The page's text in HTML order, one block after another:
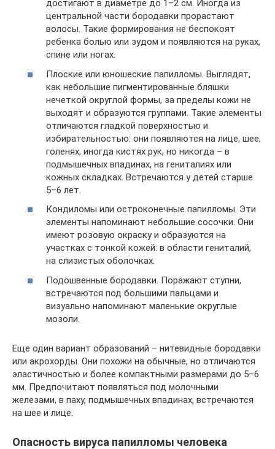
достигают в диаметре до 1–2 см. Иногда из
центральной части бородавки прорастают
волосы. Такие формирования не беспокоят
ребенка болью или зудом и появляются на руках,
спине или ногах.
Плоские или юношеские папилломы. Выглядят,
как небольшие пигментированные бляшки
нечеткой округлой формы, за пределы кожи не
выходят и образуются группами. Такие элементы
отличаются гладкой поверхностью и
избирательностью: они появляются на лице, шее,
голенях, иногда кистях рук, но никогда – в
подмышечных впадинах, на гениталиях или
кожных складках. Встречаются у детей старше
5–6 лет.
Кондиломы или остроконечные папилломы. Эти
элементы напоминают небольшие сосочки. Они
имеют розовую окраску и образуются на
участках с тонкой кожей: в области гениталий,
на слизистых оболочках.
Подошвенные бородавки. Поражают ступни,
встречаются под большими пальцами и
визуально напоминают маленькие округлые
мозоли.
Еще один вариант образований – нитевидные бородавки
или акрохорды. Они похожи на обычные, но отличаются
эластичностью и более компактными размерами до 5–6
мм. Предпочитают появляться под молочными
железами, в паху, подмышечных впадинах, встречаются
на шее и лице.
Опасность вируса папилломы человека